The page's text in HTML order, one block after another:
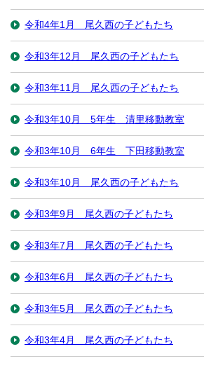
令和4年1月 尾久西の子どもたち
令和3年12月 尾久西の子どもたち
令和3年11月 尾久西の子どもたち
令和3年10月 5年生 清里移動教室
令和3年10月 6年生 下田移動教室
令和3年10月 尾久西の子どもたち
令和3年9月 尾久西の子どもたち
令和3年7月 尾久西の子どもたち
令和3年6月 尾久西の子どもたち
令和3年5月 尾久西の子どもたち
令和3年4月 尾久西の子どもたち